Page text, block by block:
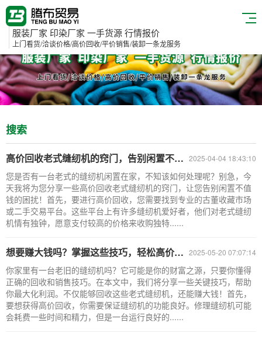
服装厂家 印染厂家 一手货源 行情报价
上门看货/洽谈价格/高价回收/平价销售/装卸一条龙服务
搜索
2025-04-04 18:43:10
高价回收老式缝纫机的窍门，告别闲置不值钱！
您是否有一台老式的缝纫机闲置在家，不知该如何处理呢？别急，今
天我将为您分享一些高价回收老式缝纫机的窍门，让您告别闲置不值
钱的困扰！首先，要进行高价回收，您需要找到专业的古董收藏市场
或二手交易平台。这些平台上有许多缝纫机爱好者，他们对老式缝纫
机情有独钟，愿意支付较高的价格来收购独特......
2025-05-20 07:07:14
想要赚大钱吗？掌握这些技巧，轻松高价回收老式缝纫机！
你家里有一台老旧的缝纫机吗？它可能是你的财富之源，只要你懂得
正确的回收和销售技巧。在本文中，我们将分享一些关键技巧，帮助
你最大化利润。不仅能够回收这些老式缝纫机，还能赚大钱！首先，
要想获得高价回收，你需要保证缝纫机的功能良好。修理缝纫机可能
会耗费一些时间和精力，但是一台运行良好的......